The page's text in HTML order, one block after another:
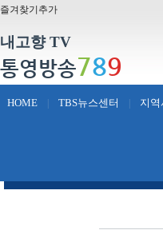
즐겨찾기추가
내고향 TV
통영방송789
HOME TBS뉴스센터 지역